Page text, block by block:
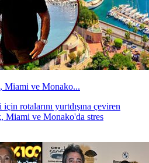
Miami ve Monako...
rotalarını yurtdışına çeviren
Miami ve Monako'da stres